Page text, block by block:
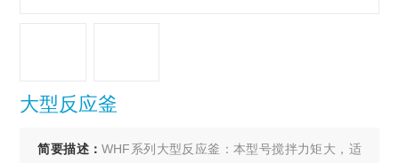
大型反应釜
简要描述：WHF系列大型反应釜：本型号搅拌力矩大，适